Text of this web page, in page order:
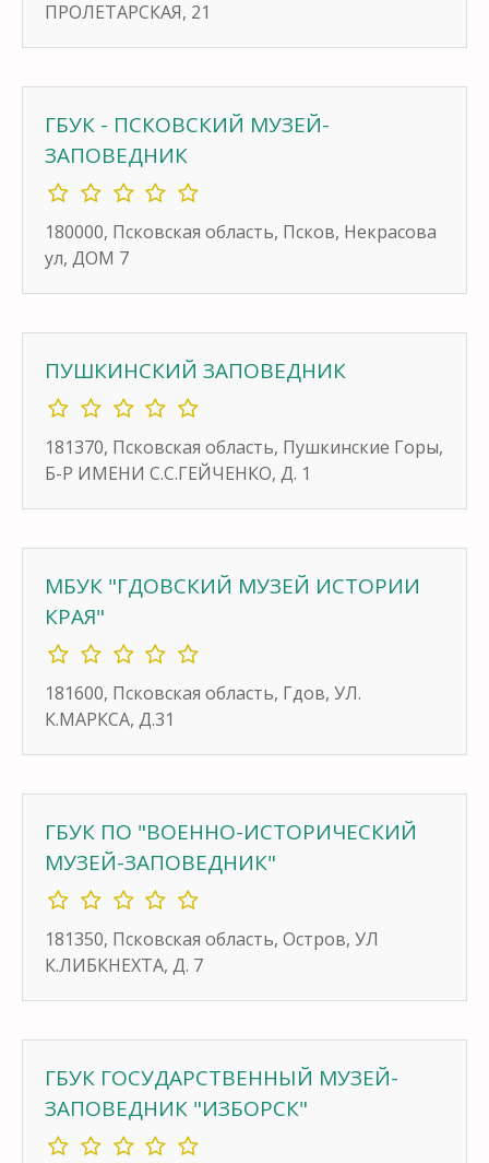
ПРОЛЕТАРСКАЯ, 21
ГБУК - ПСКОВСКИЙ МУЗЕЙ-
ЗАПОВЕДНИК
180000, Псковская область, Псков, Некрасова
ул, ДОМ 7
ПУШКИНСКИЙ ЗАПОВЕДНИК
181370, Псковская область, Пушкинские Горы,
Б-Р ИМЕНИ С.С.ГЕЙЧЕНКО, Д. 1
МБУК "ГДОВСКИЙ МУЗЕЙ ИСТОРИИ
КРАЯ"
181600, Псковская область, Гдов, УЛ.
К.МАРКСА, Д.31
ГБУК ПО "ВОЕННО-ИСТОРИЧЕСКИЙ
МУЗЕЙ-ЗАПОВЕДНИК"
181350, Псковская область, Остров, УЛ
К.ЛИБКНЕХТА, Д. 7
ГБУК ГОСУДАРСТВЕННЫЙ МУЗЕЙ-
ЗАПОВЕДНИК "ИЗБОРСК"